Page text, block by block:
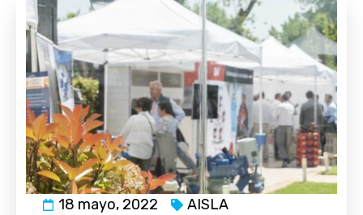
18 mayo, 2022 AISLA